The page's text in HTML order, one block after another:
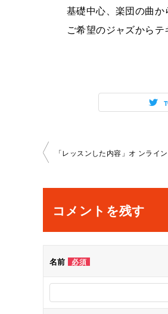
基礎中心、楽団の曲か
ご希望のジャズからテ
投
ナ
ビ
ゲ
ー
シ
「レッスンした内容」オ ンラ
コメントを残す
名前 必須